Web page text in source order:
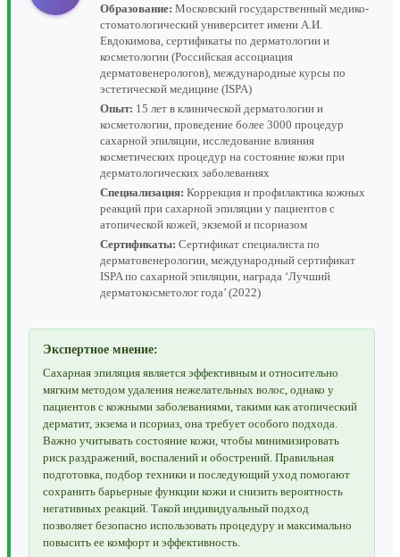
Образование: Московский государственный медико-
стоматологический университет имени А.И.
Евдокимова, сертификаты по дерматологии и
косметологии (Российская ассоциация
дерматовенерологов), международные курсы по
эстетической медицине (ISPA)
Опыт: 15 лет в клинической дерматологии и
косметологии, проведение более 3000 процедур
сахарной эпиляции, исследование влияния
косметических процедур на состояние кожи при
дерматологических заболеваниях
Специализация: Коррекция и профилактика кожных
реакций при сахарной эпиляции у пациентов с
атопической кожей, экземой и псориазом
Сертификаты: Сертификат специалиста по
дерматовенерологии, международный сертификат
ISPA по сахарной эпиляции, награда ‘Лучший
дерматокосметолог года’ (2022)
Экспертное мнение:
Сахарная эпиляция является эффективным и относительно
мягким методом удаления нежелательных волос, однако у
пациентов с кожными заболеваниями, такими как атопический
дерматит, экзема и псориаз, она требует особого подхода.
Важно учитывать состояние кожи, чтобы минимизировать
риск раздражений, воспалений и обострений. Правильная
подготовка, подбор техники и последующий уход помогают
сохранить барьерные функции кожи и снизить вероятность
негативных реакций. Такой индивидуальный подход
позволяет безопасно использовать процедуру и максимально
повысить ее комфорт и эффективность.